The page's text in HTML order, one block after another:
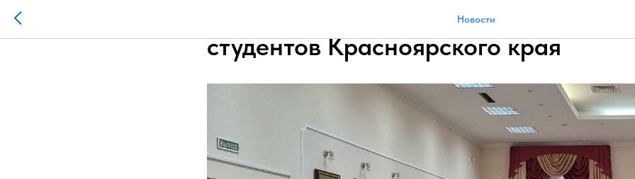
Новости
Кейс-школу по кибербезу запустили
студентов Красноярского края